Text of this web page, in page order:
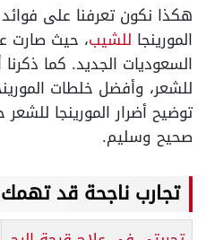
هكذا نكون تعرفنا على فوائد
المورينجا للشيب، حيث صارت
السعوديات الجديد. كما ذكرنا
للشعر، وأفضل خلطات
توضيح أضرار المورينجا
صحيح وسليم.
تجارب ناجحة قد